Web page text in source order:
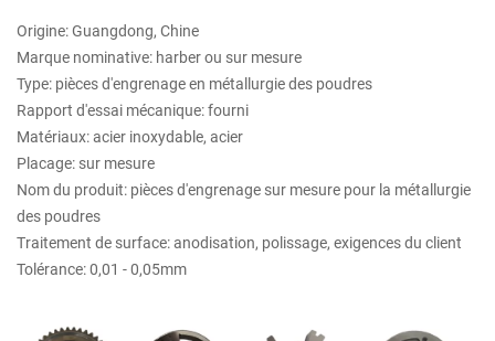
Origine: Guangdong, Chine
Marque nominative: harber ou sur mesure
Type: pièces d'engrenage en métallurgie des poudres
Rapport d'essai mécanique: fourni
Matériaux: acier inoxydable, acier
Placage: sur mesure
Nom du produit: pièces d'engrenage sur mesure pour la métallurgie
des poudres
Traitement de surface: anodisation, polissage, exigences du client
Tolérance: 0,01 - 0,05mm